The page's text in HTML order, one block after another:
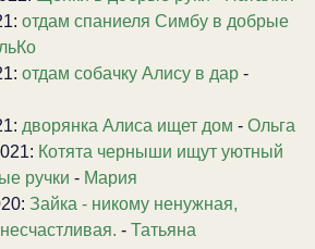
отдам спаниеля Симбу в добрые
отдам собачку Алису в дар -
дворянка Алиса ищет дом - Ольга
Котята черныши ищут уютный
ручки - Мария
Зайка - никому ненужная,
- Татьяна